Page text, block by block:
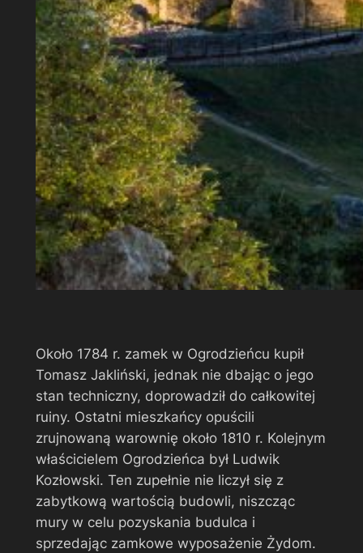
Około 1784 r. zamek w Ogrodzieńcu kupił
Tomasz Jakliński, jednak nie dbając o jego
stan techniczny, doprowadził do całkowitej
ruiny. Ostatni mieszkańcy opuścili
zrujnowaną warownię około 1810 r. Kolejnym
właścicielem Ogrodzieńca był Ludwik
Kozłowski. Ten zupełnie nie liczył się z
zabytkową wartością budowli, niszcząc
mury w celu pozyskania budulca i
sprzedając zamkowe wyposażenie Żydom.